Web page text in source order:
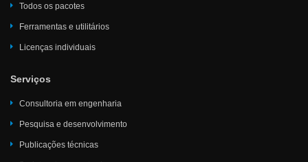
Todos os pacotes
Ferramentas e utilitários
Licenças individuais
Serviços
Consultoria em engenharia
Pesquisa e desenvolvimento
Publicações técnicas